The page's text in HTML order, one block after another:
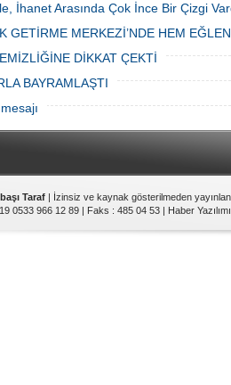
İhanet Arasında Çok İnce Bir Çizgi
GETİRME MERKEZİ’NDE HEM
DİKKAT ÇEKTİ
BAYRAMLAŞTI
Taraf | İzinsiz ve kaynak gösterilmeden
0533 966 12 89 | Faks : 485 04 53 | Haber Yazılımı